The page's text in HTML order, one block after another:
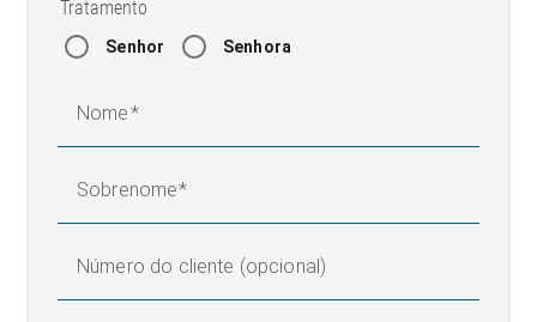
Tratamento
Senhor Senhora
Nome
Sobrenome
Número do cliente (opcional)